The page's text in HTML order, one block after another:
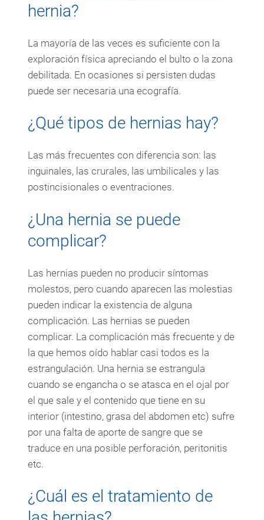
hernia?
La mayoría de las veces es suficiente con la
exploración física apreciando el bulto o la zona
debilitada. En ocasiones si persisten dudas
puede ser necesaria una ecografía.
¿Qué tipos de hernias hay?
Las más frecuentes con diferencia son: las
inguinales, las crurales, las umbilicales y las
postincisionales o eventraciones.
¿Una hernia se puede
complicar?
Las hernias pueden no producir síntomas
molestos, pero cuando aparecen las molestias
pueden indicar la existencia de alguna
complicación. Las hernias se pueden
complicar. La complicación más frecuente y de
la que hemos oído hablar casi todos es la
estrangulación. Una hernia se estrangula
cuando se engancha o se atasca en el ojal por
el que sale y el contenido que tiene en su
interior (intestino, grasa del abdomen etc) sufre
por una falta de aporte de sangre que se
traduce en una posible perforación, peritonitis
etc.
¿Cuál es el tratamiento de